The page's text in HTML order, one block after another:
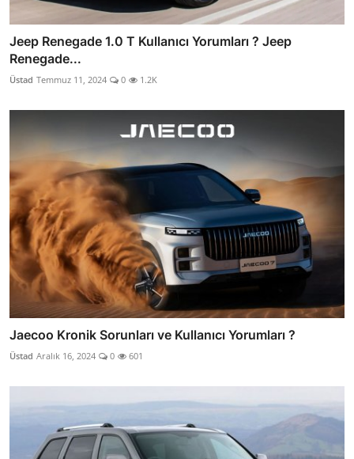
Jeep Renegade 1.0 T Kullanıcı Yorumları ? Jeep
Renegade...
Üstad Temmuz 11, 2024 0 1.2K
Jaecoo Kronik Sorunları ve Kullanıcı Yorumları ?
Üstad Aralık 16, 2024 0 601